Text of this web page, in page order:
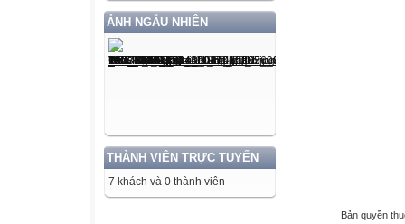
ẢNH NGẪU NHIÊN
THÀNH VIÊN TRỰC TUYẾN
7 khách và 0 thành viên
Bản quyền